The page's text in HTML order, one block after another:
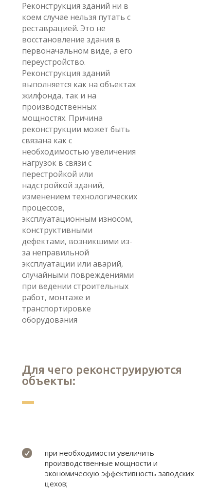
Реконструкция зданий ни в
коем случае нельзя путать с
реставрацией. Это не
восстановление здания в
первоначальном виде, а его
переустройство.
Реконструкция зданий
выполняется как на объектах
жилфонда, так и на
производственных
мощностях. Причина
реконструкции может быть
связана как с
необходимостью увеличения
нагрузок в связи с
перестройкой или
надстройкой зданий,
изменением технологических
процессов,
эксплуатационным износом,
конструктивными
дефектами, возникшими из-
за неправильной
эксплуатации или аварий,
случайными повреждениями
при ведении строительных
работ, монтаже и
транспортировке
оборудования
Для чего реконструируются
объекты:

при необходимости увеличить
производственные мощности и
экономическую эффективность заводских
цехов;